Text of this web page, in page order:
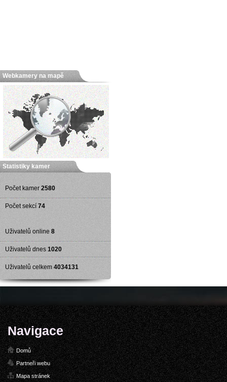
Webkamery na mapě
Statistiky kamer
Počet kamer 2580
Počet sekcí 74
Uživatelů online 8
Uživatelů dnes 1020
Uživatelů celkem 4034131
Navigace
Domů
Partneři webu
Mapa stránek